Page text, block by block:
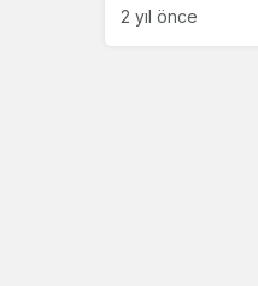
anlattı
2 yıl önce